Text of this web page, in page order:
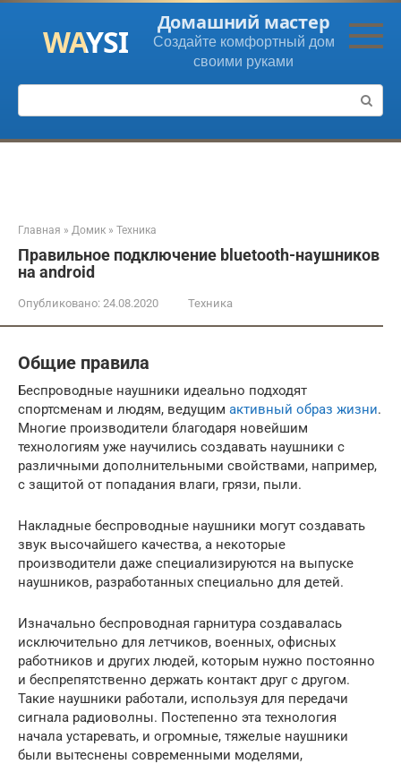
Перейти
контенту
Домашний мастер
Создайте комфортный дом
своими руками
Поиск:
Главная » Домик » Техника
Правильное подключение bluetooth-наушников
на android
Опубликовано: 24.08.2020 Техника
Общие правила
Беспроводные наушники идеально подходят
спортсменам и людям, ведущим активный образ жизни.
Многие производители благодаря новейшим
технологиям уже научились создавать наушники с
различными дополнительными свойствами, например,
с защитой от попадания влаги, грязи, пыли.
Накладные беспроводные наушники могут создавать
звук высочайшего качества, а некоторые
производители даже специализируются на выпуске
наушников, разработанных специально для детей.
Изначально беспроводная гарнитура создавалась
исключительно для летчиков, военных, офисных
работников и других людей, которым нужно постоянно
и беспрепятственно держать контакт друг с другом.
Такие наушники работали, используя для передачи
сигнала радиоволны. Постепенно эта технология
начала устаревать, и огромные, тяжелые наушники
были вытеснены современными моделями,